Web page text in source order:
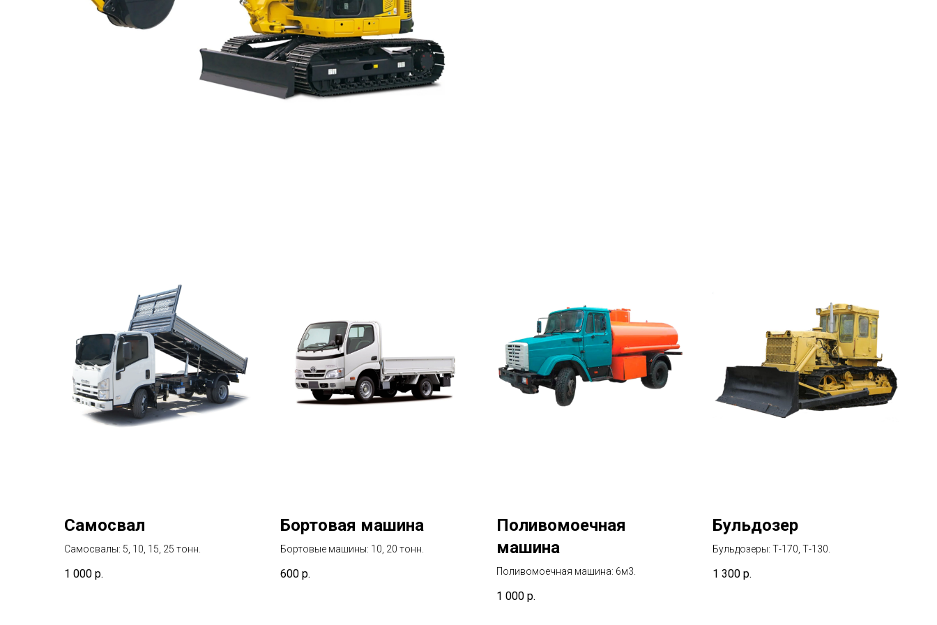
Самосвал
Самосвалы: 5, 10, 15, 25 тонн.
1 000 р.
Бортовая машина
Бортовые машины: 10, 20 тонн.
600 р.
Поливомоечная
машина
Поливомоечная машина: 6м3.
1 000 р.
Бульдозер
Бульдозеры: Т-170, Т-130.
1 300 р.